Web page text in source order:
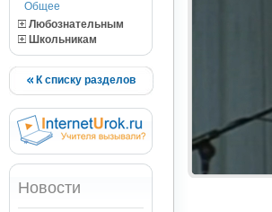
Общее
Любознательным
Школьникам
К списку разделов
Новости